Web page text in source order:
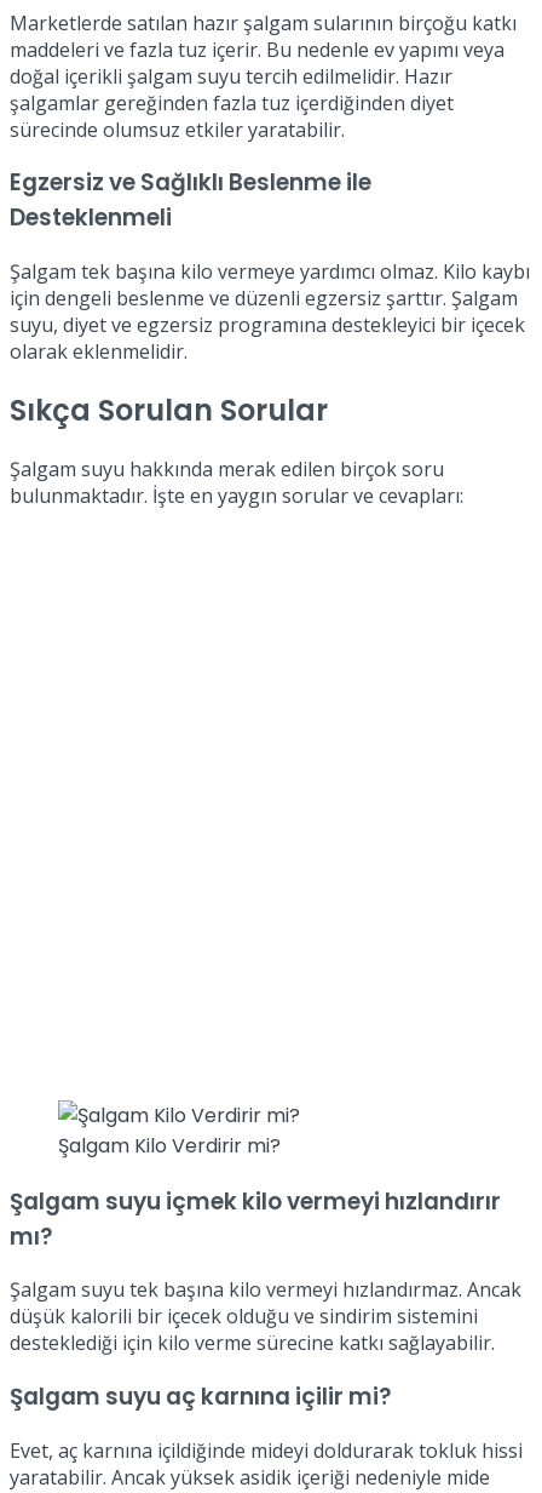
Marketlerde satılan hazır şalgam sularının birçoğu katkı
maddeleri ve fazla tuz içerir. Bu nedenle ev yapımı veya
doğal içerikli şalgam suyu tercih edilmelidir. Hazır
şalgamlar gereğinden fazla tuz içerdiğinden diyet
sürecinde olumsuz etkiler yaratabilir.
Egzersiz ve Sağlıklı Beslenme ile
Desteklenmeli
Şalgam tek başına kilo vermeye yardımcı olmaz. Kilo kaybı
için dengeli beslenme ve düzenli egzersiz şarttır. Şalgam
suyu, diyet ve egzersiz programına destekleyici bir içecek
olarak eklenmelidir.
Sıkça Sorulan Sorular
Şalgam suyu hakkında merak edilen birçok soru
bulunmaktadır. İşte en yaygın sorular ve cevapları:
Şalgam Kilo Verdirir mi?
Şalgam suyu içmek kilo vermeyi hızlandırır
mı?
Şalgam suyu tek başına kilo vermeyi hızlandırmaz. Ancak
düşük kalorili bir içecek olduğu ve sindirim sistemini
desteklediği için kilo verme sürecine katkı sağlayabilir.
Şalgam suyu aç karnına içilir mi?
Evet, aç karnına içildiğinde mideyi doldurarak tokluk hissi
yaratabilir. Ancak yüksek asidik içeriği nedeniyle mide